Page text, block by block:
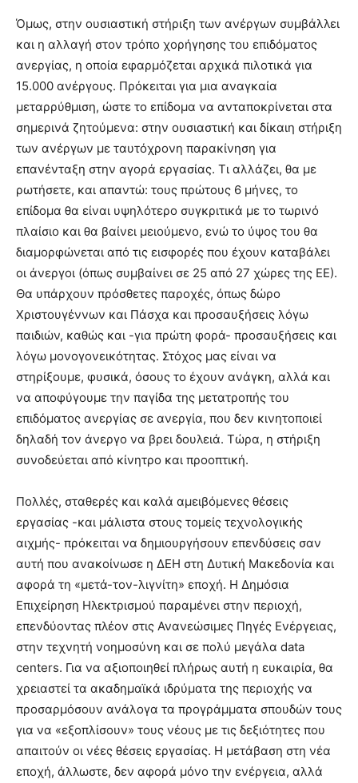
Όμως, στην ουσιαστική στήριξη των ανέργων συμβάλλει
και η αλλαγή στον τρόπο χορήγησης του επιδόματος
ανεργίας, η οποία εφαρμόζεται αρχικά πιλοτικά για
15.000 ανέργους. Πρόκειται για μια αναγκαία
μεταρρύθμιση, ώστε το επίδομα να ανταποκρίνεται στα
σημερινά ζητούμενα: στην ουσιαστική και δίκαιη στήριξη
των ανέργων με ταυτόχρονη παρακίνηση για
επανένταξη στην αγορά εργασίας. Τι αλλάζει, θα με
ρωτήσετε, και απαντώ: τους πρώτους 6 μήνες, το
επίδομα θα είναι υψηλότερο συγκριτικά με το τωρινό
πλαίσιο και θα βαίνει μειούμενο, ενώ το ύψος του θα
διαμορφώνεται από τις εισφορές που έχουν καταβάλει
οι άνεργοι (όπως συμβαίνει σε 25 από 27 χώρες της ΕΕ).
Θα υπάρχουν πρόσθετες παροχές, όπως δώρο
Χριστουγέννων και Πάσχα και προσαυξήσεις λόγω
παιδιών, καθώς και -για πρώτη φορά- προσαυξήσεις και
λόγω μονογονεικότητας. Στόχος μας είναι να
στηρίξουμε, φυσικά, όσους το έχουν ανάγκη, αλλά και
να αποφύγουμε την παγίδα της μετατροπής του
επιδόματος ανεργίας σε ανεργία, που δεν κινητοποιεί
δηλαδή τον άνεργο να βρει δουλειά. Τώρα, η στήριξη
συνοδεύεται από κίνητρο και προοπτική.
Πολλές, σταθερές και καλά αμειβόμενες θέσεις
εργασίας -και μάλιστα στους τομείς τεχνολογικής
αιχμής- πρόκειται να δημιουργήσουν επενδύσεις σαν
αυτή που ανακοίνωσε η ΔΕΗ στη Δυτική Μακεδονία και
αφορά τη «μετά-τον-λιγνίτη» εποχή. Η Δημόσια
Επιχείρηση Ηλεκτρισμού παραμένει στην περιοχή,
επενδύοντας πλέον στις Ανανεώσιμες Πηγές Ενέργειας,
στην τεχνητή νοημοσύνη και σε πολύ μεγάλα data
centers. Για να αξιοποιηθεί πλήρως αυτή η ευκαιρία, θα
χρειαστεί τα ακαδημαϊκά ιδρύματα της περιοχής να
προσαρμόσουν ανάλογα τα προγράμματα σπουδών τους
για να «εξοπλίσουν» τους νέους με τις δεξιότητες που
απαιτούν οι νέες θέσεις εργασίας. Η μετάβαση στη νέα
εποχή, άλλωστε, δεν αφορά μόνο την ενέργεια, αλλά